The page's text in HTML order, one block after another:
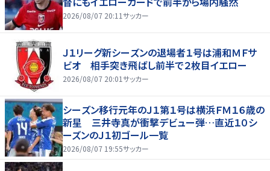
2026/08/07 20:11サッカー
Ｊ１リーグ新シーズンの退場者１号は浦和ＭＦサ
ビオ 相手突き飛ばし前半で２枚目イエロー
2026/08/07 20:01サッカー
シーズン移行元年のＪ１第１号は横浜ＦＭ１６歳の
新星 三井寺真が衝撃デビュー弾…直近１０シ
ーズンのＪ１初ゴール一覧
2026/08/07 19:55サッカー